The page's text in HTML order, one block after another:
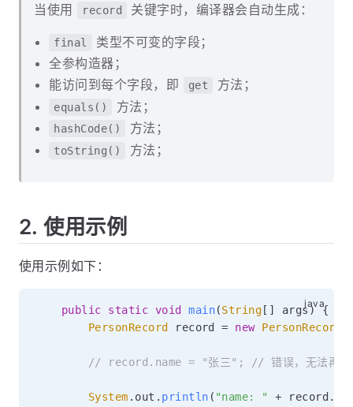
当使用 record 关键字时，编译器会自动生成：
final
类型不可变的字段；
全参构造器；
能访问到每个字段，即
get 方法；
equals() 方法；
hashCode() 方法；
toString() 方法；
2. 使用示例
使用示例如下：
public static void main(String [ ] args) {
PersonRecord
record = new PersonRecord
// record.name = "张三"; // 错误，无法再修
System . out . println ( "name: " + record .